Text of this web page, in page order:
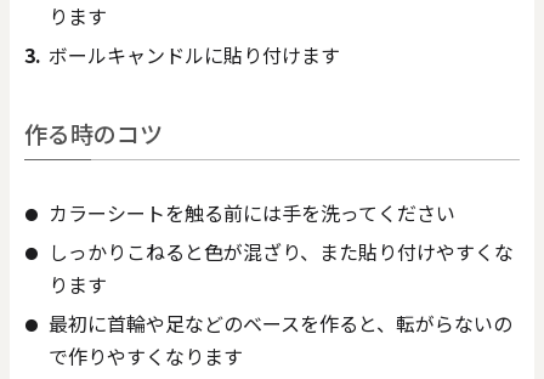
ります
ボールキャンドルに貼り付けます
作る時のコツ
カラーシートを触る前には手を洗ってください
しっかりこねると色が混ざり、また貼り付けやすくな
ります
最初に首輪や足などのベースを作ると、転がらないの
で作りやすくなります